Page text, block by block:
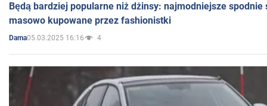
Będą bardziej popularne niż dżinsy: najmodniejsze spodnie
masowo kupowane przez fashionistki
Dama05.03.2025 16:16 4